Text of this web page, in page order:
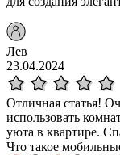
Лев
23.04.2024
Отличная статья!
использовать
уюта в квартире.
Что такое